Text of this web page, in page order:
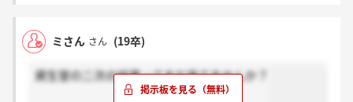
ミさん さん (19卒)
資生堂の二次の結果ってまだ来てませんか？